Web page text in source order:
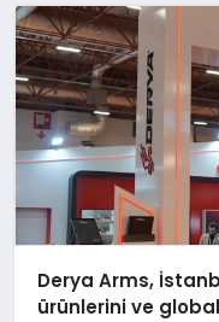
Derya Arms,
ürünlerini ve